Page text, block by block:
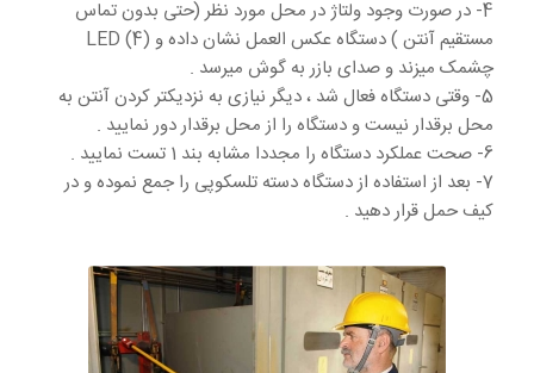
4- در صورت وجود ولتاژ در محل مورد نظر (حتی بدون تماس
مستقیم آنتن ) دستگاه عکس العمل نشان داده و LED (4)
چشمک میزند و صدای بازر به گوش میرسد .
5- وقتی دستگاه فعال شد ، دیگر نیازی به نزدیکتر کردن آنتن به
محل برقدار نیست و دستگاه را از محل برقدار دور نمایید .
6- صحت عملکرد دستگاه را مجددا مشابه بند 1 تست نمایید .
7- بعد از استفاده از دستگاه دسته تلسکوپی را جمع نموده و در
کیف حمل قرار دهید .